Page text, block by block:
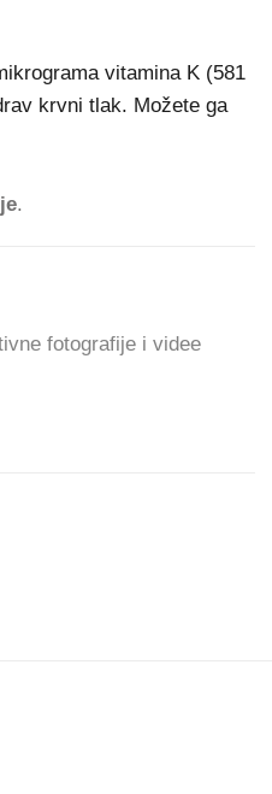
vitamina K (581
krvni tlak. Možete ga
.
fotografije i videe